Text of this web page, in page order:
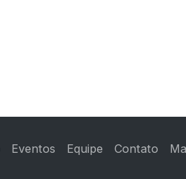
Eventos Equipe Contato